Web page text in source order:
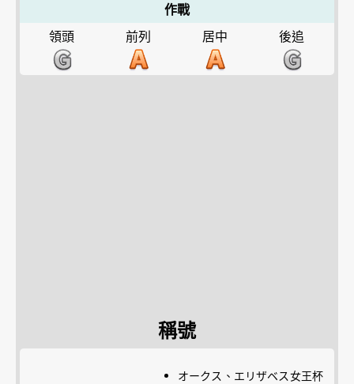
作戰
領頭
前列 居中 後追
稱號
オークス、エリザベス女王杯